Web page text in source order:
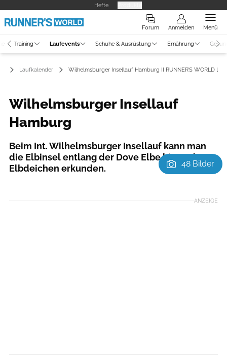
Hefte
Forum Anmelden Menü
Training Laufevents Schuhe & Ausrüstung Ernährung
Laufkalender Wilhelmsburger Insellauf Hamburg II RUNNER’S WORLD
Wilhelmsburger Insellauf
Hamburg
Beim Int. Wilhelmsburger Insellauf kann man
die Elbinsel entlang der Dove Elbe bis zu den
Elbdeichen erkunden.
48 Bilder
ANZEIGE